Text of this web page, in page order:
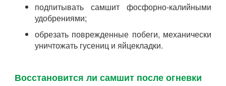
подпитывать самшит фосфорно-калийными
удобрениями;
обрезать поврежденные побеги, механически
уничтожать гусениц и яйцекладки.
Восстановится ли самшит после огневки